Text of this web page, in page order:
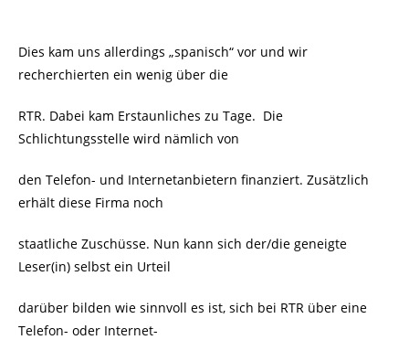
Dies kam uns allerdings „spanisch“ vor und wir
recherchierten ein wenig über die
RTR. Dabei kam Erstaunliches zu Tage. Die
Schlichtungsstelle wird nämlich von
den Telefon- und Internetanbietern finanziert. Zusätzlich
erhält diese Firma noch
staatliche Zuschüsse. Nun kann sich der/die geneigte
Leser(in) selbst ein Urteil
darüber bilden wie sinnvoll es ist, sich bei RTR über eine
Telefon- oder Internet-